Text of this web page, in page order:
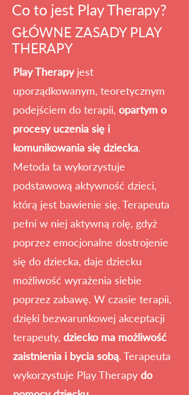
Co to jest Play Therapy?
GŁÓWNE ZASADY PLAY
THERAPY
Play Therapyjest
uporządkowanym, teoretycznym
podejściem do terapii, opartym o
procesy uczenia się i
komunikowania się dziecka.
Metoda ta wykorzystuje
podstawową aktywność dzieci,
którą jest bawienie się. Terapeuta
pełni w niej aktywną rolę, gdyż
poprzez emocjonalne dostrojenie
się do dziecka, daje dziecku
możliwość wyrażenia siebie
poprzez zabawę. W czasie terapii,
dzięki bezwarunkowej akceptacji
terapeuty, dziecko ma możliwość
zaistnienia i bycia sobą. Terapeuta
wykorzystuje Play Therapy do